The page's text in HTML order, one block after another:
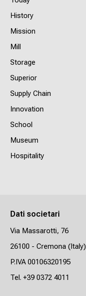
History
Mission
Mill
Storage
Superior
Supply Chain
Innovation
School
Museum
Hospitality
Dati societari
Via Massarotti, 76
26100 - Cremona (Italy)
P.IVA 00106320195
Tel. +39 0372 4011